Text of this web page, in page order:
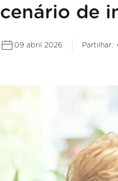
cenário de
09 abril 2026 Partilhar: